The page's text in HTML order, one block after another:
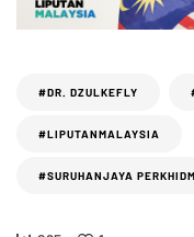
#DR. DZULKEFLY
#LIPUTANMALAYSIA
#SURUHANJAYA